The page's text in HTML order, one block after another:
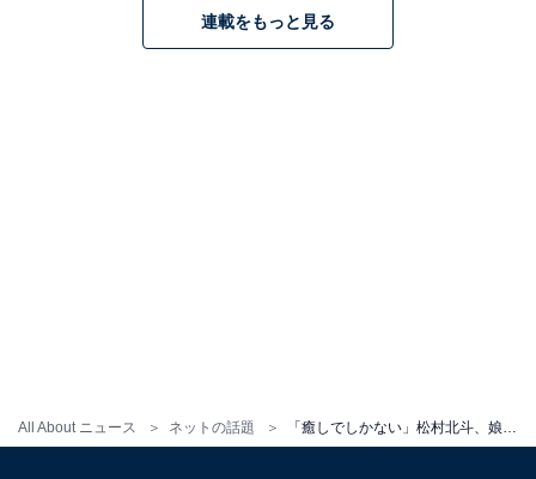
All About ニュース ネットの話題
連載をもっと見る